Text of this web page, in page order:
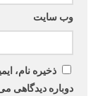
وب‌ سایت
ذخیره نام،
دوباره دیدگاهی